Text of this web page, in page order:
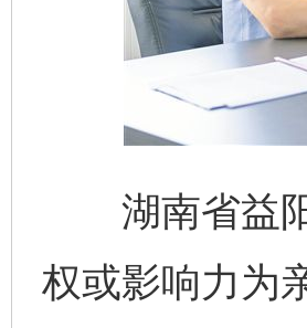
湖南省益阳
权或影响力为